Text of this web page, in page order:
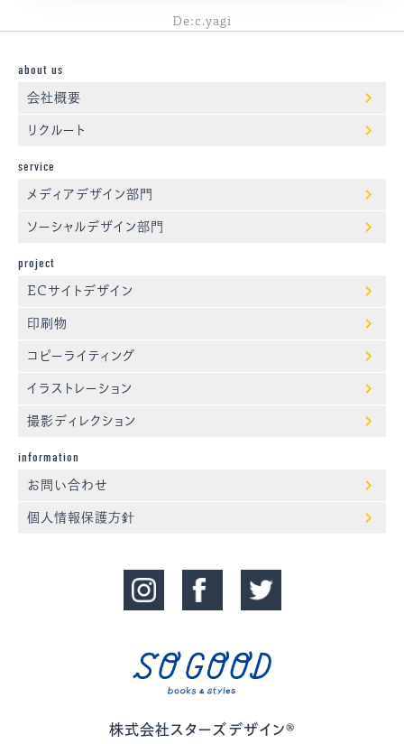
De:c.yagi
about us
会社概要
リクルート
service
メディアデザイン部門
ソーシャルデザイン部門
project
ECサイトデザイン
印刷物
コピーライティング
イラストレーション
撮影ディレクション
information
お問い合わせ
個人情報保護方針
株式会社スターズデザイン®